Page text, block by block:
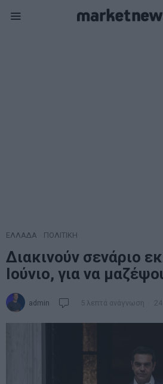
ΕΛΛΑΔΑ ΠΟΛΙΤΙΚΗ
Διακινούν σενάριο
Ιούνιο, για να
admin 5 λεπτά ανάγνωση